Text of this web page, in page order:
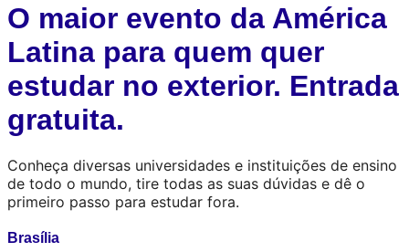
O maior evento da América
Latina para quem quer
estudar no exterior. Entrada
gratuita.
Conheça diversas universidades e instituições de ensino
de todo o mundo, tire todas as suas dúvidas e dê o
primeiro passo para estudar fora.
Brasília